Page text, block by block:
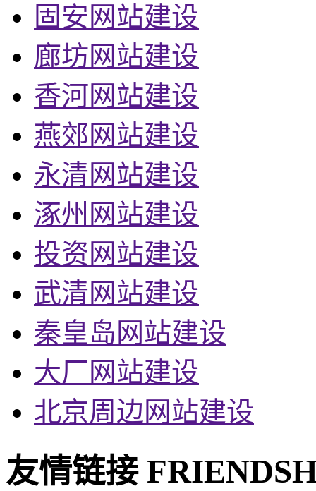
固安网站建设
廊坊网站建设
香河网站建设
燕郊网站建设
永清网站建设
涿州网站建设
投资网站建设
武清网站建设
秦皇岛网站建设
大厂网站建设
北京周边网站建设
友情链接